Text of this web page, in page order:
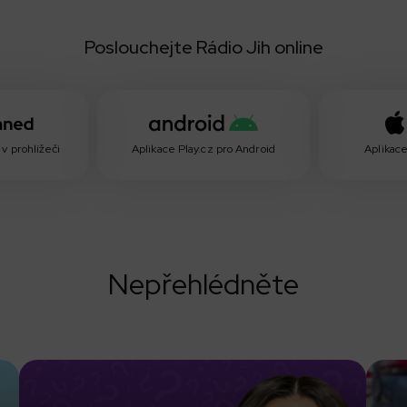
Poslouchejte Rádio Jih online
prohlížeči Aplikace Play.cz pro Android
Nepřehlédněte